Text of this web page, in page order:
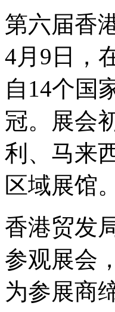
第六届香
4月9日，
自14个国
冠。展会
利、马来
区域展馆。
香港贸发
参观展会
为参展商